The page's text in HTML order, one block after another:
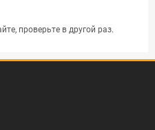
проверьте в другой раз.